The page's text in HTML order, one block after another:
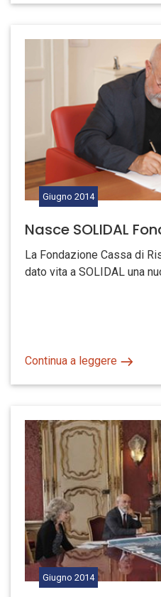
Giugno 2014
Nasce SOLIDAL
La Fondazione Cassa di
dato vita a SOLIDAL una
Continua a leggere
Giugno 2014